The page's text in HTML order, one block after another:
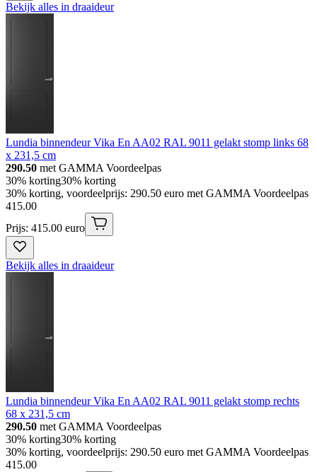
Bekijk alles in draaideur
Lundia binnendeur Vika En AA02 RAL 9011 gelakt stomp links 68
x 231,5 cm
290.50 met GAMMA Voordeelpas
30% korting30% korting
30% korting, voordeelprijs: 290.50 euro met GAMMA Voordeelpas
415.00
Prijs: 415.00 euro
Bekijk alles in draaideur
Lundia binnendeur Vika En AA02 RAL 9011 gelakt stomp rechts
68 x 231,5 cm
290.50 met GAMMA Voordeelpas
30% korting30% korting
30% korting, voordeelprijs: 290.50 euro met GAMMA Voordeelpas
415.00